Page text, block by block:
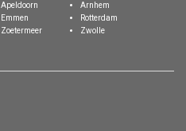
Apeldoorn
Arnhem
Emmen
Rotterdam
Zoetermeer Zwolle